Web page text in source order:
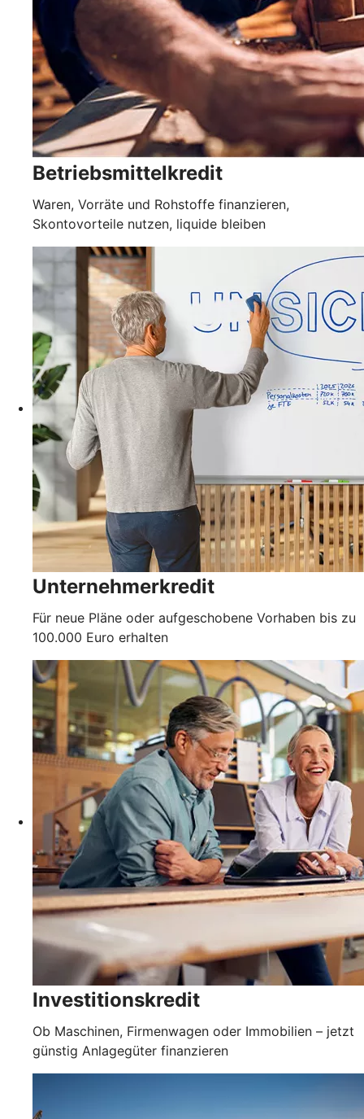
Betriebsmittelkredit
Waren, Vorräte und Rohstoffe finanzieren,
Skontovorteile nutzen, liquide bleiben
Unternehmerkredit
Für neue Pläne oder aufgeschobene Vorhaben bis zu
100.000 Euro erhalten
Investitionskredit
Ob Maschinen, Firmenwagen oder Immobilien – jetzt
günstig Anlagegüter finanzieren